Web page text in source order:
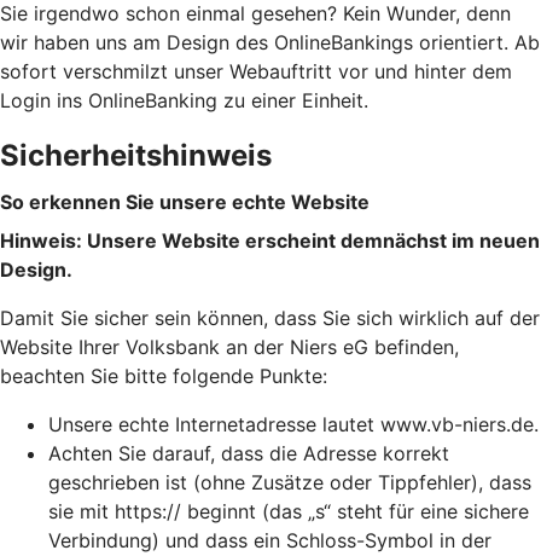
Sie irgendwo schon einmal gesehen? Kein Wunder, denn
wir haben uns am Design des OnlineBankings orientiert. Ab
sofort verschmilzt unser Webauftritt vor und hinter dem
Login ins OnlineBanking zu einer Einheit.
Sicherheitshinweis
So erkennen Sie unsere echte Website
Hinweis: Unsere Website erscheint demnächst im neuen
Design.
Damit Sie sicher sein können, dass Sie sich wirklich auf der
Website Ihrer Volksbank an der Niers eG befinden,
beachten Sie bitte folgende Punkte:
Unsere echte Internetadresse lautet www.vb-niers.de.
Achten Sie darauf, dass die Adresse korrekt
geschrieben ist (ohne Zusätze oder Tippfehler), dass
sie mit https:// beginnt (das „s“ steht für eine sichere
Verbindung) und dass ein Schloss-Symbol in der